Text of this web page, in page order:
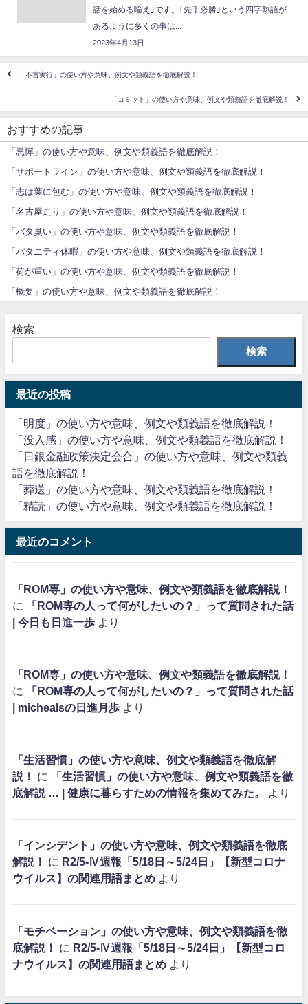
話を始める喩え｣です。｢先手必勝｣という四字熟語が
あるように多くの事は...
2023年4月13日
「不言実行」の使い方や意味、例文や類義語を徹底解説！
「コミット」の使い方や意味、例文や類義語を徹底解説！
おすすめの記事
「忌憚」の使い方や意味、例文や類義語を徹底解説！
「サポートライン」の使い方や意味、例文や類義語を徹底解説！
「志は葉に包む」の使い方や意味、例文や類義語を徹底解説！
「名古屋走り」の使い方や意味、例文や類義語を徹底解説！
「バタ臭い」の使い方や意味、例文や類義語を徹底解説！
「パタニティ休暇」の使い方や意味、例文や類義語を徹底解説！
「荷が重い」の使い方や意味、例文や類義語を徹底解説！
「概要」の使い方や意味、例文や類義語を徹底解説！
検索
検索
最近の投稿
「明度」の使い方や意味、例文や類義語を徹底解説！
「没入感」の使い方や意味、例文や類義語を徹底解説！
「日銀金融政策決定会合」の使い方や意味、例文や類義
語を徹底解説！
「葬送」の使い方や意味、例文や類義語を徹底解説！
「精読」の使い方や意味、例文や類義語を徹底解説！
最近のコメント
「ROM専」の使い方や意味、例文や類義語を徹底解説！
に
「ROM専の人って何がしたいの？」って質問された話
| 今日も日進一歩 より
「ROM専」の使い方や意味、例文や類義語を徹底解説！
に
「ROM専の人って何がしたいの？」って質問された話
| michealsの日進月歩 より
「生活習慣」の使い方や意味、例文や類義語を徹底解
説！
に
「生活習慣」の使い方や意味、例文や類義語を徹
底解説 … | 健康に暮らすための情報を集めてみた。
より
「インシデント」の使い方や意味、例文や類義語を徹底
解説！
に R2/5-Ⅳ週報「5/18日～5/24日」【新型コロナ
ウイルス】の関連用語まとめ より
「モチベーション」の使い方や意味、例文や類義語を徹
底解説！
に R2/5-Ⅳ週報「5/18日～5/24日」【新型コロ
ナウイルス】の関連用語まとめ より